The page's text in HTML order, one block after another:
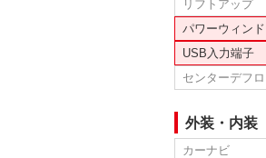
リフトアップ
パワーウィンド
USB入力端子
センターデフ
外装・内装
カーナビ